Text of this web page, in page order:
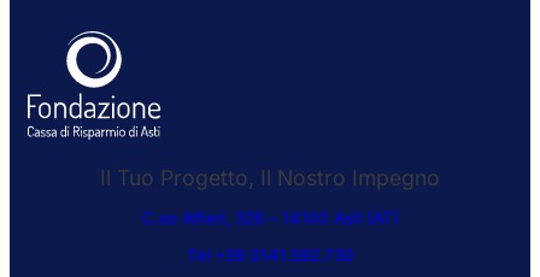
Il Tuo Progetto, Il Nostro Impegno
C.so Alfieri, 326 – 14100 Asti (AT)
Tel +39 0141.592.730